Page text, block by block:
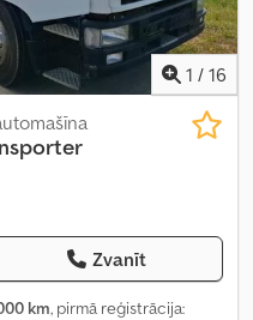
1 / 16
Zvanīt
km, pirmā reģistrācija: